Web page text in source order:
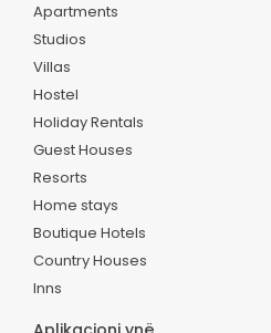
Apartments
Studios
Villas
Hostel
Holiday Rentals
Guest Houses
Resorts
Home stays
Boutique Hotels
Country Houses
Inns